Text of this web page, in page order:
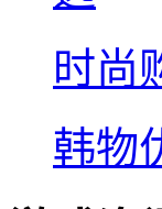
时尚
韩物